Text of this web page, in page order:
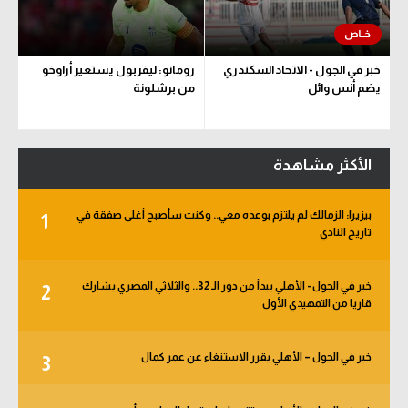
خبر في الجول - الاتحاد السكندري
يضم أنس وائل
رومانو: ليفربول يستعير أراوخو
من برشلونة
الأكثر مشاهدة
1
بيزيرا: الزمالك لم يلتزم بوعده معي.. وكنت سأصبح أغلى صفقة في
تاريخ النادي
2
خبر في الجول - الأهلي يبدأ من دور الـ 32.. والثلاثي المصري يشارك
قاريا من التمهيدي الأول
3 خبر في الجول – الأهلي يقرر الاستنغاء عن عمر كمال